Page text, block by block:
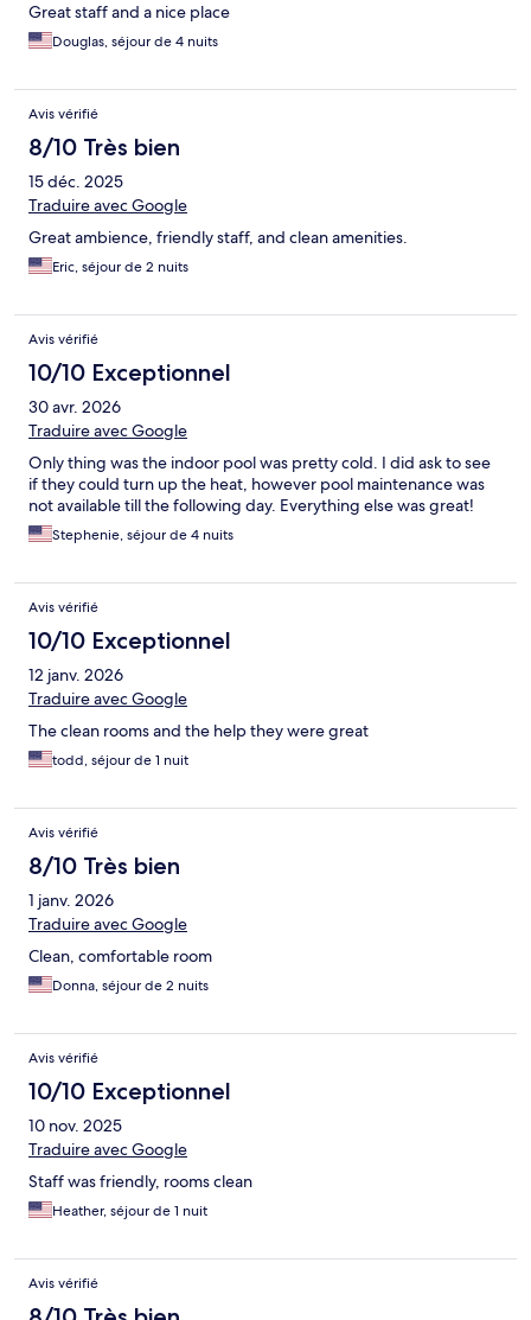
Great staff and a nice place
Douglas, séjour de 4 nuits
Avis vérifié
8/10 Très bien
15 déc. 2025
Traduire avec Google
Great ambience, friendly staff, and clean amenities.
Eric, séjour de 2 nuits
Avis vérifié
10/10 Exceptionnel
30 avr. 2026
Traduire avec Google
Only thing was the indoor pool was pretty cold. I did ask to see
if they could turn up the heat, however pool maintenance was
not available till the following day. Everything else was great!
Stephenie, séjour de 4 nuits
Avis vérifié
10/10 Exceptionnel
12 janv. 2026
Traduire avec Google
The clean rooms and the help they were great
todd, séjour de 1 nuit
Avis vérifié
8/10 Très bien
1 janv. 2026
Traduire avec Google
Clean, comfortable room
Donna, séjour de 2 nuits
Avis vérifié
10/10 Exceptionnel
10 nov. 2025
Traduire avec Google
Staff was friendly, rooms clean
Heather, séjour de 1 nuit
Avis vérifié